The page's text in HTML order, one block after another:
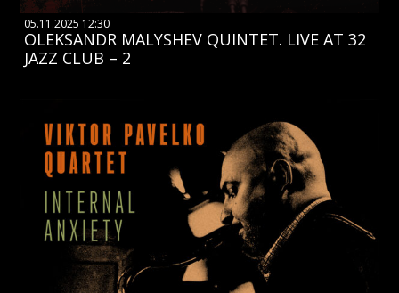
05.11.2025 12:30
OLEKSANDR MALYSHEV QUINTET. LIVE AT 32
JAZZ CLUB – 2